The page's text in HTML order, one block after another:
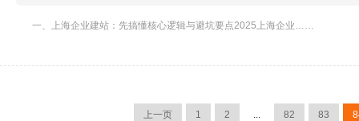
一、上海企业建站：先搞懂核心逻辑与避坑要点​2025上海企业……
上一页 1 2 ... 82 83